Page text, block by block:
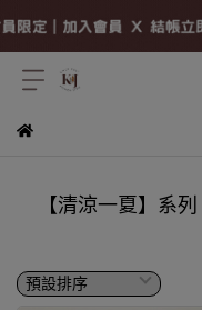
【清涼一夏】系列